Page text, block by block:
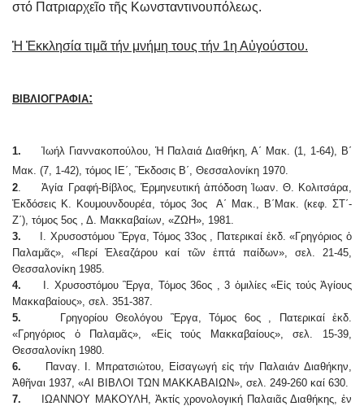
στό Πατριαρχεῖο τῆς Κωνσταντινουπόλεως.
Ἡ Ἐκκλησία τιμᾶ τήν μνήμη τους τήν 1η Αὐγούστου.
ΒΙΒΛΙΟΓΡΑΦΙΑ:
1.
Ἰωήλ Γιαννακοπούλου, Ἡ Παλαιά Διαθήκη, Α΄ Μακ. (1, 1-64), Β΄
Μακ. (7, 1-42), τόμος ΙΕ΄, Ἒκδοσις Β΄, Θεσσαλονίκη 1970.
2. Ἁγία Γραφή-Βίβλος, Ἑρμηνευτική ἀπόδοση Ἰωαν. Θ. Κολιτσάρα,
Ἐκδόσεις Κ. Κουμουνδουρέα, τόμος 3ος Α΄ Μακ., Β΄Μακ. (κεφ. ΣΤ΄-
Ζ΄), τόμος 5ος , Δ. Μακκαβαίων, «ΖΩΗ», 1981.
3. Ι. Χρυσοστόμου Ἒργα, Τόμος 33ος , Πατερικαί ἐκδ. «Γρηγόριος ὁ
Παλαμᾶς», «Περί Ἐλεαζάρου καί τῶν ἑπτά παίδων», σελ. 21-45,
Θεσσαλονίκη 1985.
4. Ι. Χρυσοστόμου Ἒργα, Τόμος 36ος , 3 ὁμιλίες «Εἰς τούς Ἁγίους
Μακκαβαἰους», σελ. 351-387.
5. Γρηγορίου Θεολόγου Ἒργα, Τόμος 6ος , Πατερικαί ἐκδ.
«Γρηγόριος ὁ Παλαμᾶς», «Εἰς τούς Μακκαβαίους», σελ. 15-39,
Θεσσαλονίκη 1980.
6. Παναγ. Ι. Μπρατσιώτου, Εἰσαγωγή εἰς τήν Παλαιάν Διαθήκην,
Ἀθῆναι 1937, «ΑΙ ΒΙΒΛΟΙ ΤΩΝ ΜΑΚΚΑΒΑΙΩΝ», σελ. 249-260 καί 630.
7. ΙΩΑΝΝΟΥ ΜΑΚΟΥΛΗ, Ἀκτίς χρονολογική Παλαιᾶς Διαθήκης, ἐν